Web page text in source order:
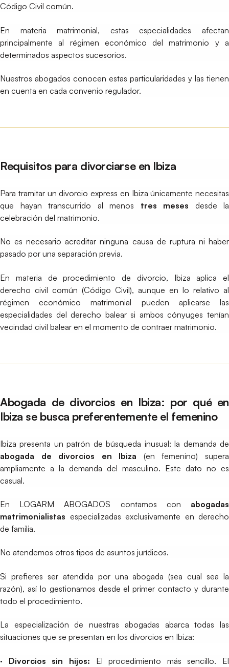
Código Civil común.
En materia matrimonial, estas especialidades afectan
principalmente al régimen económico del matrimonio y a
determinados aspectos sucesorios.
Nuestros abogados conocen estas particularidades y las tienen
en cuenta en cada convenio regulador.
Requisitos para divorciarse en Ibiza
Para tramitar un divorcio express en Ibiza únicamente necesitas
que hayan transcurrido al menos tres meses desde la
celebración del matrimonio.
No es necesario acreditar ninguna causa de ruptura ni haber
pasado por una separación previa.
En materia de procedimiento de divorcio, Ibiza aplica el
derecho civil común (Código Civil), aunque en lo relativo al
régimen económico matrimonial pueden aplicarse las
especialidades del derecho balear si ambos cónyuges tenían
vecindad civil balear en el momento de contraer matrimonio.
Abogada de divorcios en Ibiza: por qué en
Ibiza se busca preferentemente el femenino
Ibiza presenta un patrón de búsqueda inusual: la demanda de
abogada de divorcios en Ibiza (en femenino) supera
ampliamente a la demanda del masculino. Este dato no es
casual.
En LOGARM ABOGADOS contamos con abogadas
matrimonialistas especializadas exclusivamente en derecho
de familia.
No atendemos otros tipos de asuntos jurídicos.
Si prefieres ser atendida por una abogada (sea cual sea la
razón), así lo gestionamos desde el primer contacto y durante
todo el procedimiento.
La especialización de nuestras abogadas abarca todas las
situaciones que se presentan en los divorcios en Ibiza:
· Divorcios sin hijos: El procedimiento más sencillo. El